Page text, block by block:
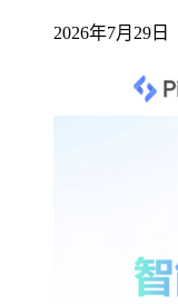
2026年7月29日